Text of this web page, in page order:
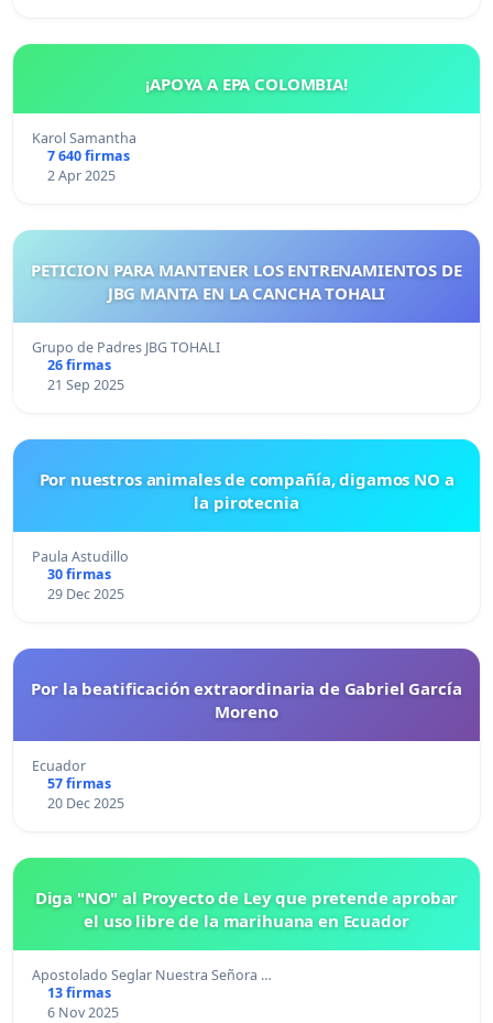
¡APOYA A EPA COLOMBIA!
Karol Samantha
7 640 firmas
2 Apr 2025
PETICION PARA MANTENER LOS ENTRENAMIENTOS DE
JBG MANTA EN LA CANCHA TOHALI
Grupo de Padres JBG TOHALI
26 firmas
21 Sep 2025
Por nuestros animales de compañía, digamos NO a
la pirotecnia
Paula Astudillo
30 firmas
29 Dec 2025
Por la beatificación extraordinaria de Gabriel García
Moreno
Ecuador
57 firmas
20 Dec 2025
Diga "NO" al Proyecto de Ley que pretende aprobar
el uso libre de la marihuana en Ecuador
Apostolado Seglar Nuestra Señora …
13 firmas
6 Nov 2025